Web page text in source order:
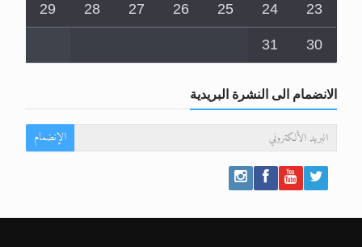
23
24
25
26
27
28
29
30
31
الانضمام الى النشرة البريدية
الإنضمام